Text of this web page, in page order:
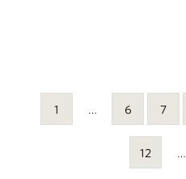
1 … 6 7
12 …